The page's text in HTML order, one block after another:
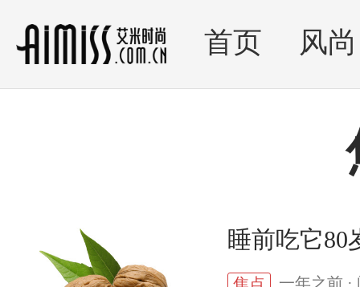
首页 风尚
睡前吃它80
一年之前 ·